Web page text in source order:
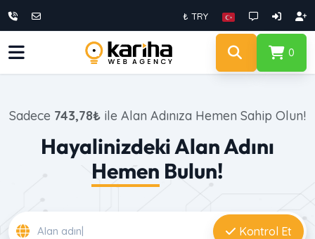
₺ TRY
0
Sadece 743,78₺ ile Alan Adınıza Hemen Sahip Olun!
Hayalinizdeki Alan Adını
Hemen Bulun!
Kontrol Et